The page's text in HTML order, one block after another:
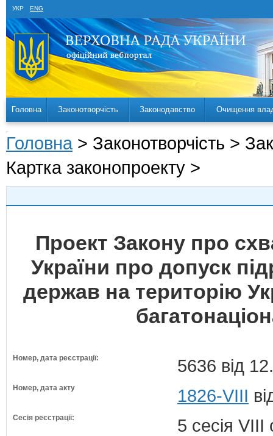
УКР ENG
Головна Законотворчість Законодавство Очищення
Головна > Законотворчість >
Картка законопроекту >
Проект Закону про
України про допуск
держав на територію
Номер, дата реєстрації: 5636 від
Номер, дата акту 1826-VIII
Сесія реєстрації: 5 сесія VIII